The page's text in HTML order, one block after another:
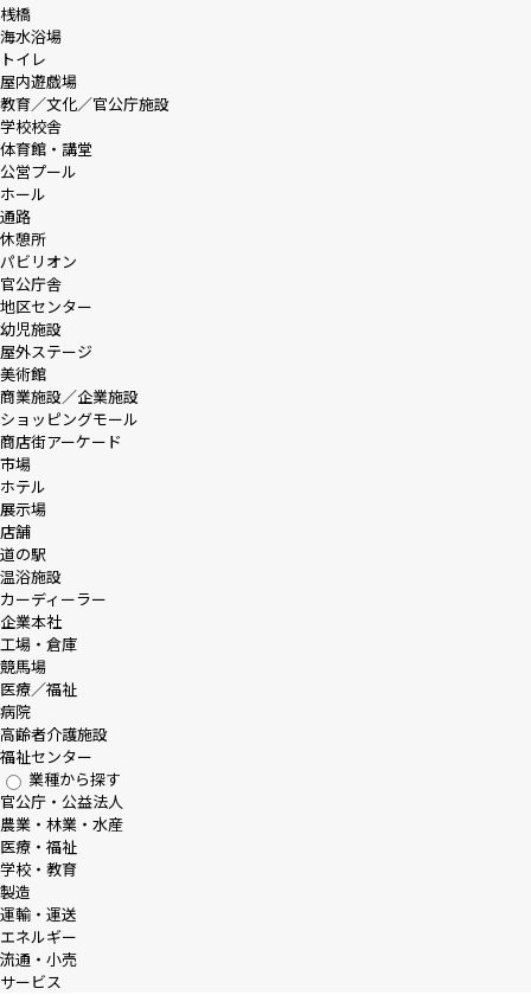
桟橋
海水浴場
トイレ
屋内遊戯場
教育／文化／官公庁施設
学校校舎
体育館・講堂
公営プール
ホール
通路
休憩所
パビリオン
官公庁舎
地区センター
幼児施設
屋外ステージ
美術館
商業施設／企業施設
ショッピングモール
商店街アーケード
市場
ホテル
展示場
店舗
道の駅
温浴施設
カーディーラー
企業本社
工場・倉庫
競馬場
医療／福祉
病院
高齢者介護施設
福祉センター
業種から探す
官公庁・公益法人
農業・林業・水産
医療・福祉
学校・教育
製造
運輸・運送
エネルギー
流通・小売
サービス